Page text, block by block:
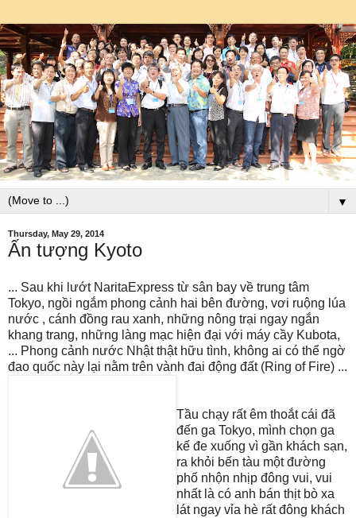
▼
Thursday, May 29, 2014
Ấn tượng Kyoto
... Sau khi lướt NaritaExpress từ sân bay về trung tâm
Tokyo, ngồi ngắm phong cảnh hai bên đường, vơi ruộng lúa
nước , cánh đồng rau xanh, những nông trại ngay ngắn
khang trang, những làng mạc hiện đại với máy cầy Kubota,
... Phong cảnh nước Nhật thật hữu tình, không ai có thể ngờ
đao quốc này lại nằm trên vành đai động đất (Ring of Fire) ...
Tầu chạy rất êm thoắt cái đã
đến ga Tokyo, mình chọn ga
kế đe xuống vì gần khách sạn,
ra khỏi bến tàu một đường
phố nhộn nhịp đông vui, vui
nhất là có anh bán thịt bò xa
lát ngay vỉa hè rất đông khách